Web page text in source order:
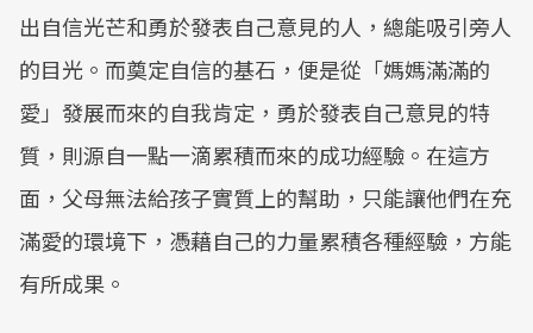
出自信光芒和勇於發表自己意見的人，總能吸引旁人
的目光。而奠定自信的基石，便是從「媽媽滿滿的
愛」發展而來的自我肯定，勇於發表自己意見的特
質，則源自一點一滴累積而來的成功經驗。在這方
面，父母無法給孩子實質上的幫助，只能讓他們在充
滿愛的環境下，憑藉自己的力量累積各種經驗，方能
有所成果。